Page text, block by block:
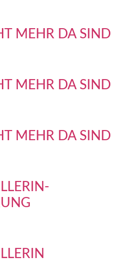
MEHR DA SIND
MEHR DA SIND
MEHR DA SIND